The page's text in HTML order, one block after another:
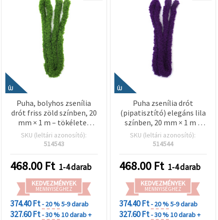
ÚJ
Puha, bolyhos zsenília
drót friss zöld színben, 20
mm × 1 m – tökéletes
tavaszi dekorációkhoz,
kreatív hobby
kézműves alkotásokhoz
SKU (leltári azonosító):
514543
468.00 Ft 1-4 darab
KEDVEZMÉNYEK
MENNYISÉGHEZ
374.40 Ft- 20 %5-9 darab
327.60 Ft- 30 %10 darab +
ÚJ
Puha zsenília drót
(pipatisztító) elegáns lila
színben, 20 mm × 1 m –
kreatív dekorációkhoz és
DIY kézműves
SKU (leltári azonosító):
514544
468.00 Ft 1-4 darab
KEDVEZMÉNYEK
MENNYISÉGHEZ
374.40 Ft- 20 %5-9 darab
327.60 Ft- 30 %10 darab +